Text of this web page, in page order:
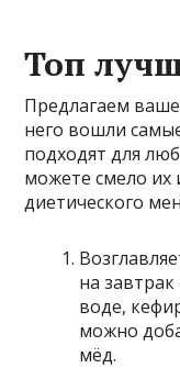
Топ
Предлагаем
него вошли
подходят для
можете смело их
диетического
на
воде,
можно
мёд.